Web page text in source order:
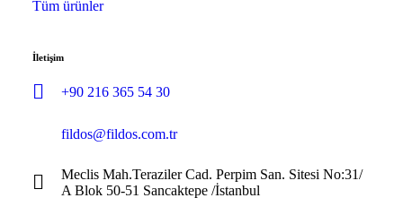
Tüm ürünler
İletişim
+90 216 365 54 30
fildos@fildos.com.tr
Meclis Mah.Teraziler Cad. Perpim San. Sitesi No:31/
A Blok 50-51 Sancaktepe /İstanbul